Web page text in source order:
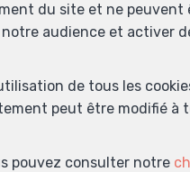
du site et ne
audience et activer
de tous les
peut être modifié
pouvez consulter notre